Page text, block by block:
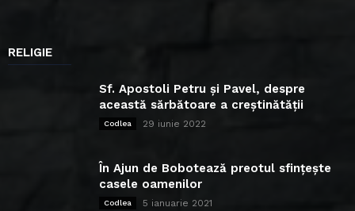
RELIGIE
Sf. Apostoli Petru și Pavel, despre
această sărbătoare a creștinătății
Codlea 29 iunie 2022
În Ajun de Bobotează preotul sfințește
casele oamenilor
Codlea 5 ianuarie 2021